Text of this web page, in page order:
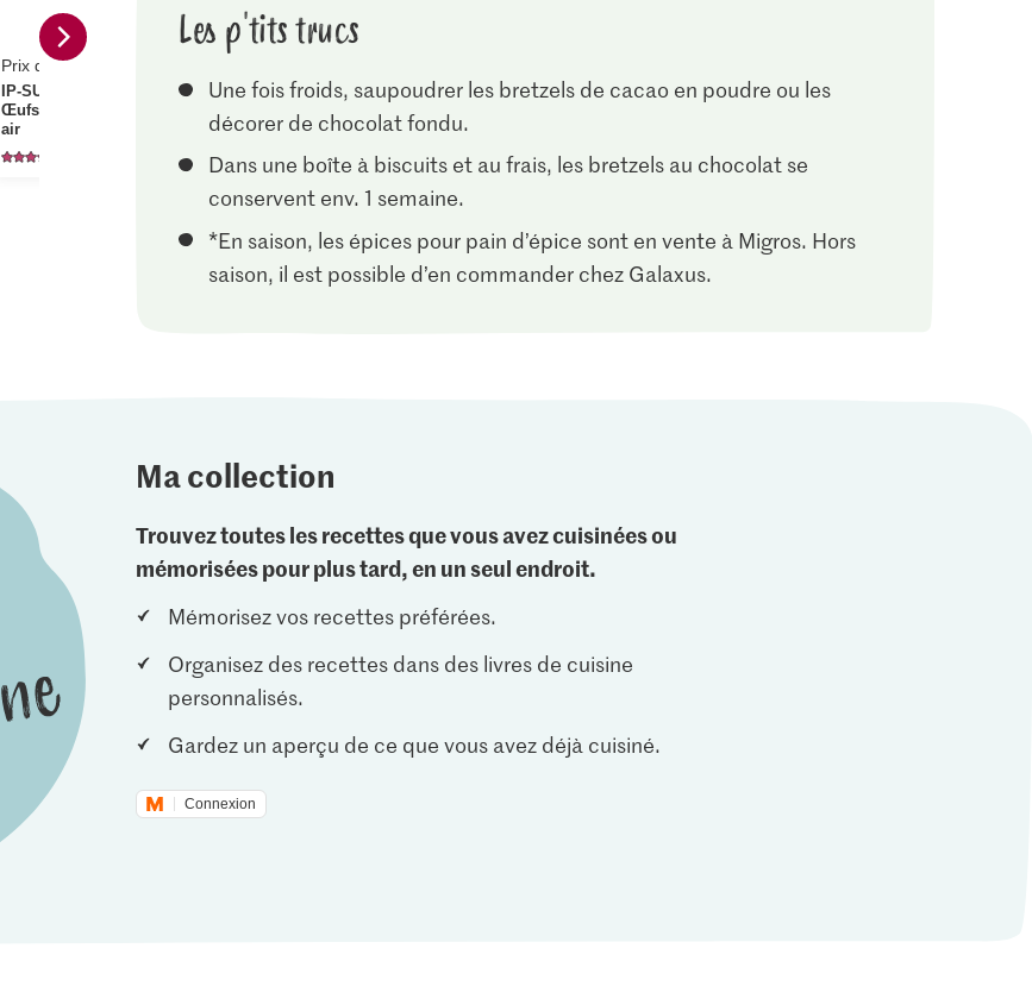
Prix du jour
IP-SUISSE De la région
Œufs Élevage en plein
air
3.20
poudre
1.50
Migros Sucre glace
1241
Les p'tits trucs
Une fois froids, saupoudrer les bretzels de cacao en poudre ou les
décorer de chocolat fondu.
Dans une boîte à biscuits et au frais, les bretzels au chocolat se
conservent env. 1 semaine.
*En saison, les épices pour pain d’épice sont en vente à Migros. Hors
saison, il est possible d’en commander chez Galaxus.
Ma collection
Trouvez toutes les recettes que vous avez cuisinées ou
mémorisées pour plus tard, en un seul endroit.
Mémorisez vos recettes préférées.
Organisez des recettes dans des livres de cuisine
personnalisés.
Gardez un aperçu de ce que vous avez déjà cuisiné.
Connexion